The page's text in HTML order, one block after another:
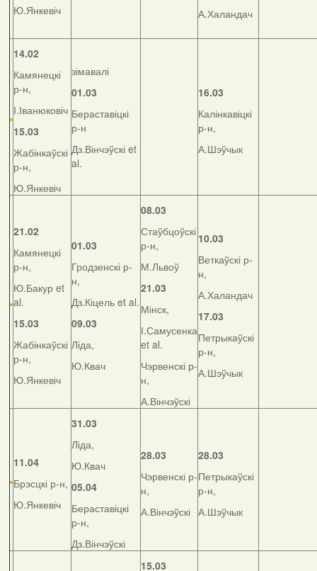
Ю.Янкевіч
А.Халандач
14.02
Камянецкі
р-н,
І.Іванюковіч
15.03
Жабінкаўскі
р-н,
Ю.Янкевіч
зімавалі
01.03
Бераставіцкі
р-н
Дз.Вінчэўскі et
al.
16.03
Калінкавіцкі
р-н,
А.Шэўчык
21.02
Камянецкі
р-н,
Ю.Бакур et
al.
15.03
Жабінкаўскі
р-н,
Ю.Янкевіч
01.03
Гродзенскі р-
н,
Дз.Кіцель et al.
09.03
Ліда,
Ю.Квач
08.03
Стаўбцоўскі
р-н,
М.Львоў
21.03
Мінск,
І.Самусенка
et al.
Чэрвенскі р-
н,
А.Вінчэўскі
10.03
Веткаўскі р-
н,
А.Халандач
17.03
Петрыкаўскі
р-н,
А.Шэўчык
11.04
Брэсцкі р-н,
Ю.Янкевіч
31.03
Ліда,
Ю.Квач
05.04
Бераставіцкі
р-н,
Дз.Вінчэўскі
28.03
Чэрвенскі р-
н,
А.Вінчэўскі
28.03
Петрыкаўскі
р-н,
А.Шэўчык
15.03